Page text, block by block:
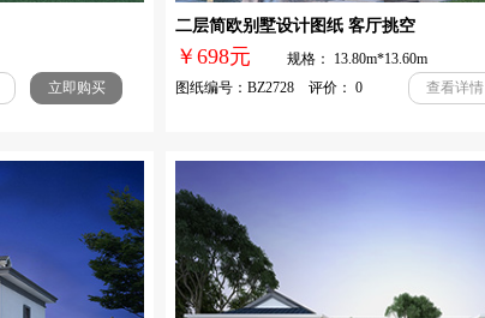
立即购买
二层简欧别墅设计图纸 客厅挑空
￥698元
规格： 13.80m*13.60m
图纸编号：BZ2728 评价： 0
查看详情